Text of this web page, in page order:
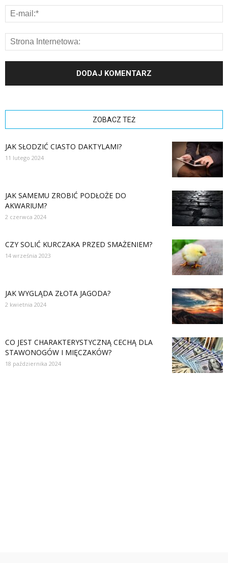
ZOBACZ TEŻ
JAK SŁODZIĆ CIASTO DAKTYLAMI?
11 lutego 2024
JAK SAMEMU ZROBIĆ PODŁOŻE DO
AKWARIUM?
2 czerwca 2024
CZY SOLIĆ KURCZAKA PRZED SMAŻENIEM?
14 września 2023
JAK WYGLĄDA ZŁOTA JAGODA?
2 kwietnia 2024
CO JEST CHARAKTERYSTYCZNĄ CECHĄ DLA
STAWONOGÓW I MIĘCZAKÓW?
18 października 2024